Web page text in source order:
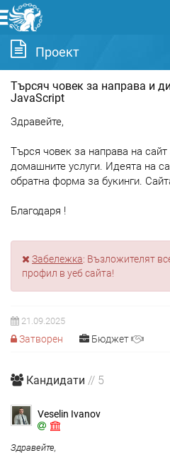
Проект
Търсяч човек за направа и
JavaScript
Здравейте,
Търся човек за направа на
домашните услуги. Идеята на
обратна форма за букинги.
Благодаря !
Забележка: Възложителят
профил в уеб сайта!
21.09.2025
Затворен Бюджет
Кандидати // 5
Veselin Ivanov
Здравейте,